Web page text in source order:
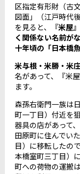
区指定有形財（古
図面」（江戸時代
を見ると、『米屋
く関係ない名前が
十年頃の「日本橋
米与根・米勝・米
名があって、『米
ます。
森孫右衛門一族は
町一丁目）付近を
器具の店があって
田原町に住んでい
目）に移転したの
本橋室町三丁目）
町への荷物の運搬